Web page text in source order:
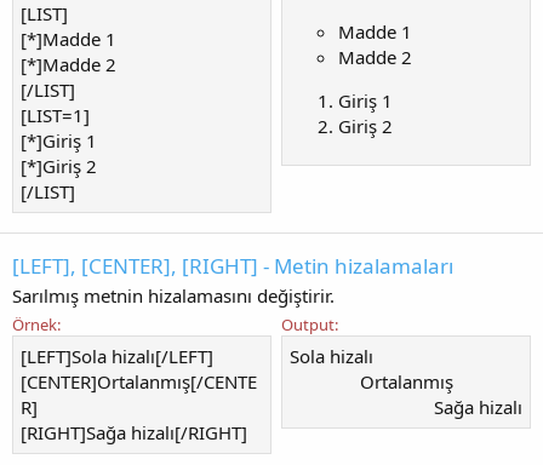
[LIST]
[*]Madde 1
[*]Madde 2
[/LIST]
[LIST=1]
[*]Giriş 1
[*]Giriş 2
[/LIST]
Madde 1
Madde 2
Giriş 1
Giriş 2
[LEFT], [CENTER], [RIGHT] - Metin hizalamaları
Sarılmış metnin hizalamasını değiştirir.
Örnek:
[LEFT]Sola hizalı[/LEFT]
[CENTER]Ortalanmış[/CENTE
R]
[RIGHT]Sağa hizalı[/RIGHT]
Output:
Sola hizalı​
Ortalanmış​
Sağa hizalı​